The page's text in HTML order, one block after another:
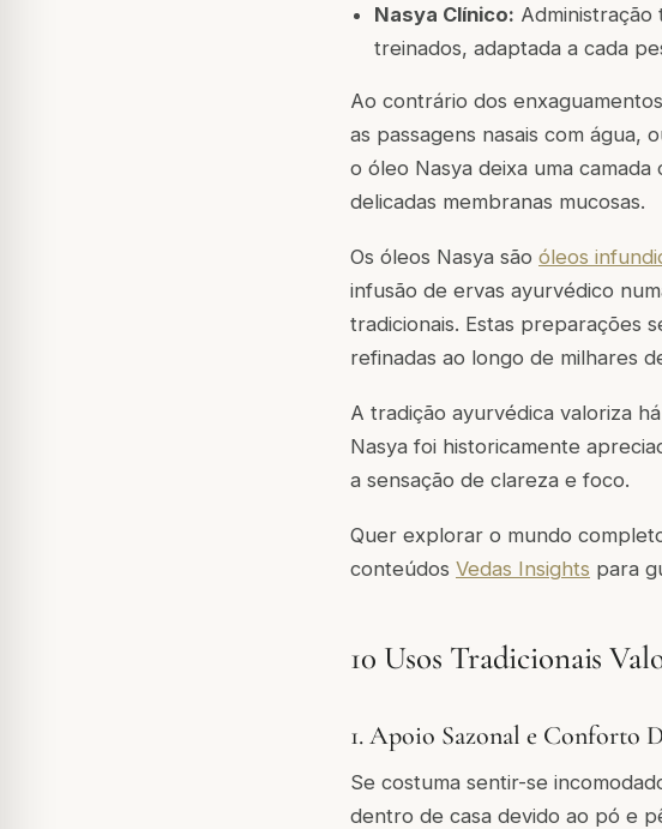
Nasya Clínico: Administração
treinados, adaptada a cada
Ao contrário dos
as passagens nasais com água,
o óleo Nasya deixa uma
delicadas membranas mucosas.
Os óleos Nasya são óleos
infusão de ervas ayurvédico
tradicionais. Estas preparações
refinadas ao longo de milhares
A tradição ayurvédica valoriza
Nasya foi historicamente
a sensação de clareza e foco.
Quer explorar o mundo
conteúdos Vedas Insights para
10 Usos Tradicionais
1. Apoio Sazonal e Conforto
Se costuma sentir-se
dentro de casa devido ao pó e